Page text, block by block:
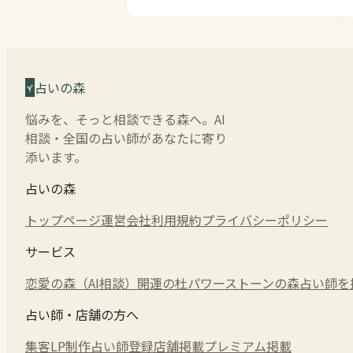
占いの森
悩みを、そっと相談できる森へ。AI
相談・全国の占い師があなたに寄り
添います。
占いの森
トップページ運営会社利用規約プライバシーポリシー
サービス
恋愛の森（AI相談） 開運の杜パワーストーンの森占い師
占い師・店舗の方へ
集客LP制作占い師登録店舗掲載プレミアム掲載